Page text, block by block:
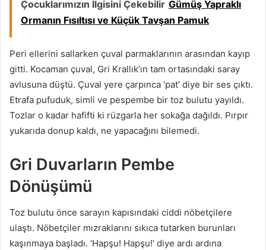
Çocuklarımızın İlgisini Çekebilir Gümüş Yapraklı
Ormanın Fısıltısı ve Küçük Tavşan Pamuk
Peri ellerini sallarken çuval parmaklarının arasından kayıp
gitti. Kocaman çuval, Gri Krallık’ın tam ortasındaki saray
avlusuna düştü. Çuval yere çarpınca ‘pat’ diye bir ses çıktı.
Etrafa pufuduk, simli ve pespembe bir toz bulutu yayıldı.
Tozlar o kadar hafifti ki rüzgarla her sokağa dağıldı. Pırpır
yukarıda donup kaldı, ne yapacağını bilemedi.
Gri Duvarların Pembe
Dönüşümü
Toz bulutu önce sarayın kapısındaki ciddi nöbetçilere
ulaştı. Nöbetçiler mızraklarını sıkıca tutarken burunları
kaşınmaya başladı. ‘Hapşu! Hapşu!’ diye ardı ardına